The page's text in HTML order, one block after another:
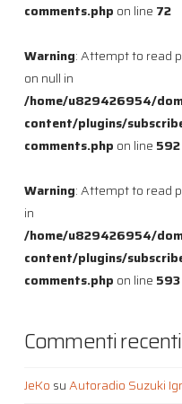
comments.php on line 72
Warning: Attempt to read
on null in
/home/u829426954/
content/plugins/
comments.php on line 592
Warning: Attempt to read
in
/home/u829426954/
content/plugins/
comments.php on line 593
Commenti recenti
JeKo suAutoradio Suzuki